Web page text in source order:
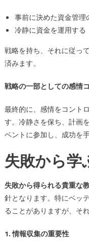
事前に決めた資金管理
冷静に資金を運用する
戦略を持ち、それに従っ
済みます。
戦略の一部としての感情
最終的に、感情をコント
す。冷静さを保ち、計画
ベントに参加し、成功を
失敗から学
失敗から得られる貴重な
針となります。特にベッ
ることがありますが、そ
1. 情報収集の重要性